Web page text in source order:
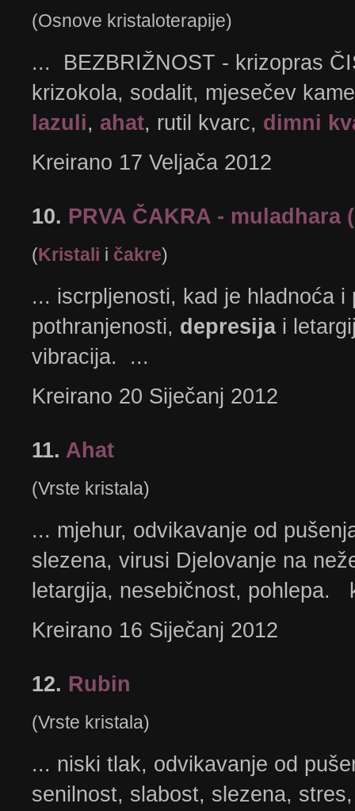
(Osnove kristaloterapije)
... BEZBRIŽNOST - krizopras
krizokola, sodalit, mjesečev
lazuli, ahat, rutil kvarc, dimni
Kreirano 17 Veljača 2012
10. PRVA ČAKRA - muladhara
(Kristali i čakre)
... iscrpljenosti, kad je hladnoća
pothranjenosti, depresijai
vibracija. ...
Kreirano 20 Siječanj 2012
11. Ahat
(Vrste kristala)
... mjehur, odvikavanje od
slezena, virusi Djelovanje na
letargija, nesebičnost,
Kreirano 16 Siječanj 2012
12. Rubin
(Vrste kristala)
... niski tlak, odvikavanje od
senilnost, slabost, slezena,